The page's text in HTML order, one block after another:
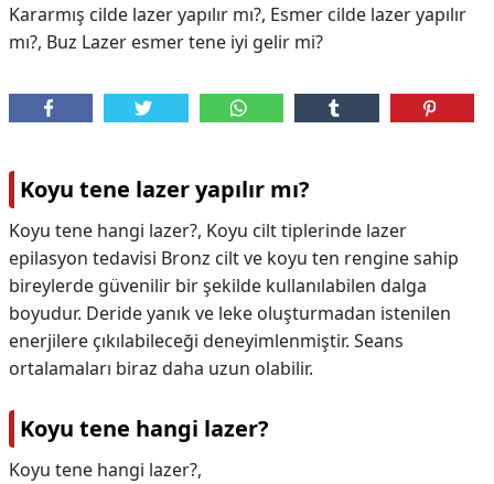
Kararmış cilde lazer yapılır mı?, Esmer cilde lazer yapılır
mı?, Buz Lazer esmer tene iyi gelir mi?
Koyu tene lazer yapılır mı?
Koyu tene hangi lazer?, Koyu cilt tiplerinde lazer
epilasyon tedavisi Bronz cilt ve koyu ten rengine sahip
bireylerde güvenilir bir şekilde kullanılabilen dalga
boyudur. Deride yanık ve leke oluşturmadan istenilen
enerjilere çıkılabileceği deneyimlenmiştir. Seans
ortalamaları biraz daha uzun olabilir.
Koyu tene hangi lazer?
Koyu tene hangi lazer?,